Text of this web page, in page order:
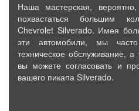
Наша мастерская,
похвастаться большим
Chevrolet Silverado. Имея
эти автомобили, мы
техническое обслуживание,
вы можете согласовать и
вашего пикапа Silverado.